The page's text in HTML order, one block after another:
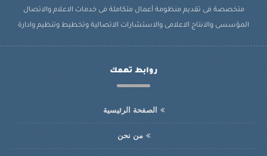
متخصصة فى تقديم منظومة أعمال متكاملة فى خدمات الاعلام والاتصال
المؤسسى والانتاج الاعلامى والاستشارات الاتصالية وتخطيط وتنظيم وادارة
روابط تهمك
الصفحة الرئيسية
من نحن